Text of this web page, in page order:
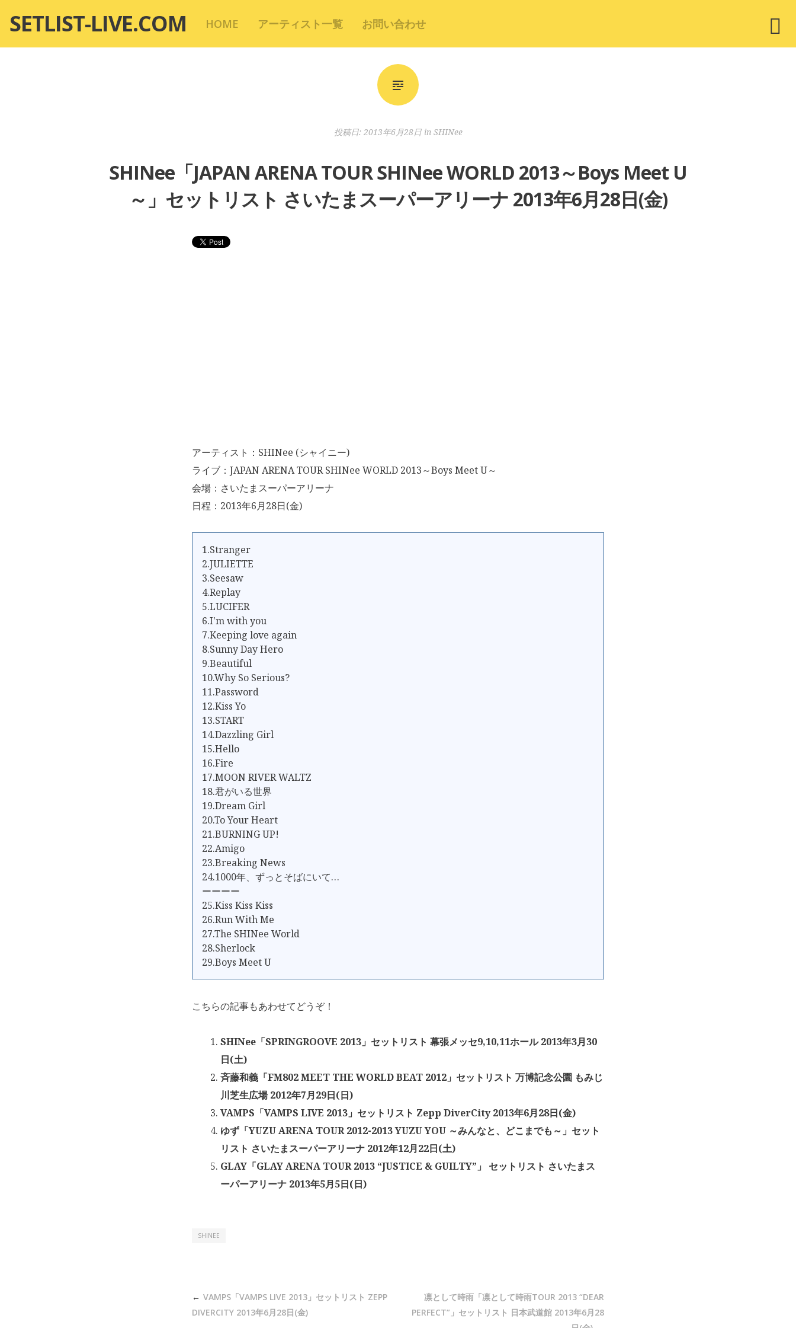
テ
SETLIST-LIVE.COM HOME アーティスト一覧 お問い合わせ
投稿日: 2013年6月28日in SHINee
SHINee「JAPAN ARENA TOUR SHINee WORLD 2013～Boys Meet U
～」セットリスト さいたまスーパーアリーナ 2013年6月28日(金)
アーティスト：SHINee (シャイニー)
ライブ：JAPAN ARENA TOUR SHINee WORLD 2013～Boys Meet U～
会場：さいたまスーパーアリーナ
日程：2013年6月28日(金)
1.Stranger
2.JULIETTE
3.Seesaw
4.Replay
5.LUCIFER
6.I'm with you
7.Keeping love again
8.Sunny Day Hero
9.Beautiful
10.Why So Serious?
11.Password
12.Kiss Yo
13.START
14.Dazzling Girl
15.Hello
16.Fire
17.MOON RIVER WALTZ
18.君がいる世界
19.Dream Girl
20.To Your Heart
21.BURNING UP!
22.Amigo
23.Breaking News
24.1000年、ずっとそばにいて…
ーーーー
25.Kiss Kiss Kiss
26.Run With Me
27.The SHINee World
28.Sherlock
29.Boys Meet U
こちらの記事もあわせてどうぞ！
SHINee「SPRINGROOVE 2013」セットリスト 幕張メッセ9,10,11ホール 2013年3月30
日(土)
斉藤和義「FM802 MEET THE WORLD BEAT 2012」セットリスト 万博記念公園 もみじ
川芝生広場 2012年7月29日(日)
VAMPS「VAMPS LIVE 2013」セットリスト Zepp DiverCity 2013年6月28日(金)
ゆず「YUZU ARENA TOUR 2012-2013 YUZU YOU ～みんなと、どこまでも～」セット
リスト さいたまスーパーアリーナ 2012年12月22日(土)
GLAY「GLAY ARENA TOUR 2013 “JUSTICE & GUILTY”」 セットリスト さいたまス
ーパーアリーナ 2013年5月5日(日)
SHINEE
VAMPS「VAMPS LIVE 2013」セットリスト ZEPP
DIVERCITY 2013年6月28日(金)
凛として時雨「凛として時雨TOUR 2013 “DEAR
PERFECT”」セットリスト 日本武道館 2013年6月28